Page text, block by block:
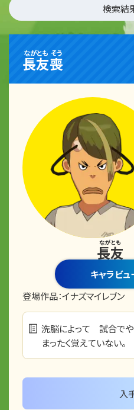
検索結
長友
ながとも
喪
そう
長友
ながとも
キャラビュ
登場作品：イナズマイレブン
洗脳によって 試合でや
まったく覚えていない。
入